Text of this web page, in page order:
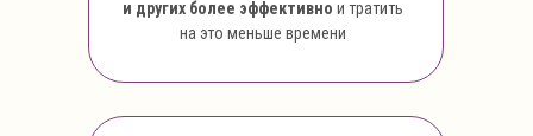
и других более эффективно и тратить
на это меньше времени